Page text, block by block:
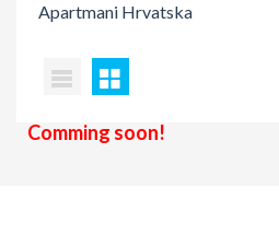
Apartmani Hrvatska
Comming soon!